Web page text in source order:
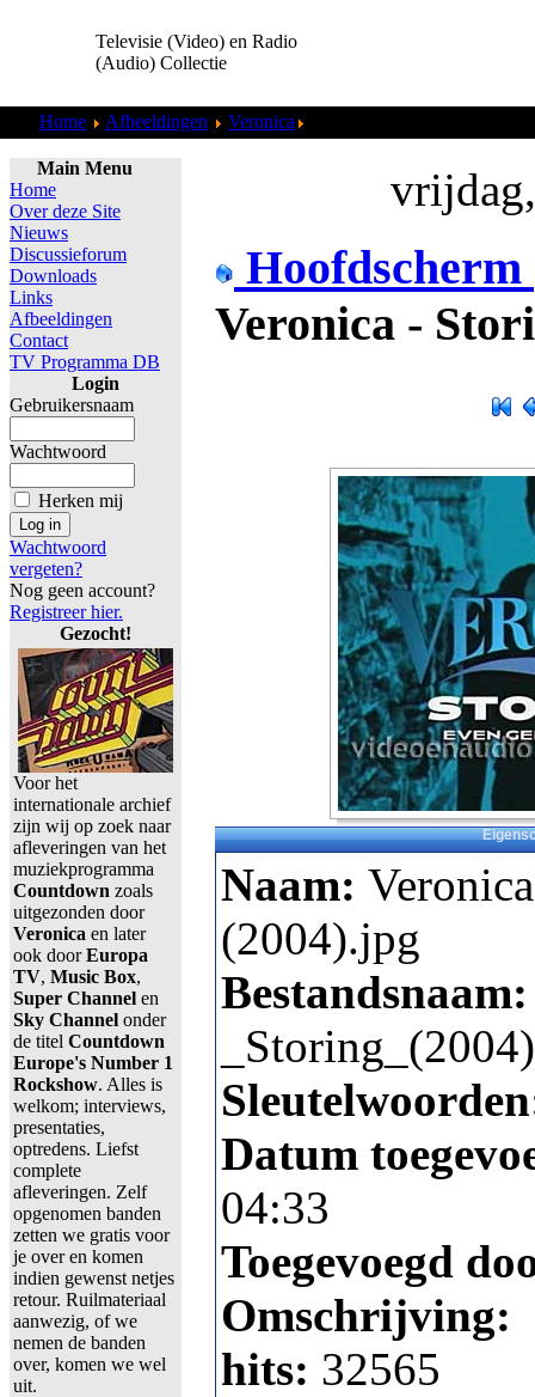
Televisie (Video) en Radio
(Audio) Collectie
Home Afbeeldingen Veronica
Main Menu
Home
Over deze Site
Nieuws
Discussieforum
Downloads
Links
Afbeeldingen
Contact
TV Programma DB
Login
Gebruikersnaam
Wachtwoord
Herken mij
Wachtwoord
vergeten?
Nog geen account?
Registreer hier.
Gezocht!
Voor het
internationale archief
zijn wij op zoek naar
afleveringen van het
muziekprogramma
Countdown zoals
uitgezonden door
Veronica en later
ook doorEuropa
TV, Music Box,
Super Channel en
Sky Channel onder
de titel Countdown
Europe's Number 1
Rockshow. Alles is
welkom; interviews,
presentaties,
optredens. Liefst
complete
afleveringen. Zelf
opgenomen banden
zetten we gratis voor
je over en komen
indien gewenst netjes
retour. Ruilmateriaal
aanwezig, of we
nemen de banden
over, komen we wel
uit.
Hoofdscherm
Veronica -
Naam:
(2004).jpg
Datum
04:33
Toegevoegd
Omschrijving:
hits: 32565